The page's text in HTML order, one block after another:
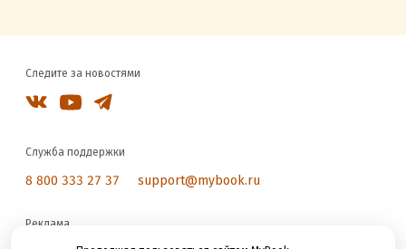
Следите за новостями
Служба поддержки
8 800 333 27 37 support@mybook.ru
Реклама